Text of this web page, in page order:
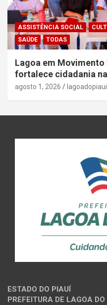
ASSISTÊNCIA SOCIAL
SAÚDE
TODAS
Lagoa em
fortalece cidadania
agosto 1, 2026 lagoadopiaui
ESTADO DO PIAUÍ
PREFEITURA DE LAGOA DO